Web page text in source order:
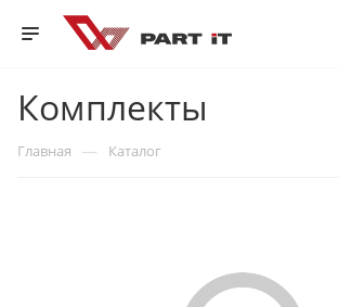
Комплекты
Главная — Каталог